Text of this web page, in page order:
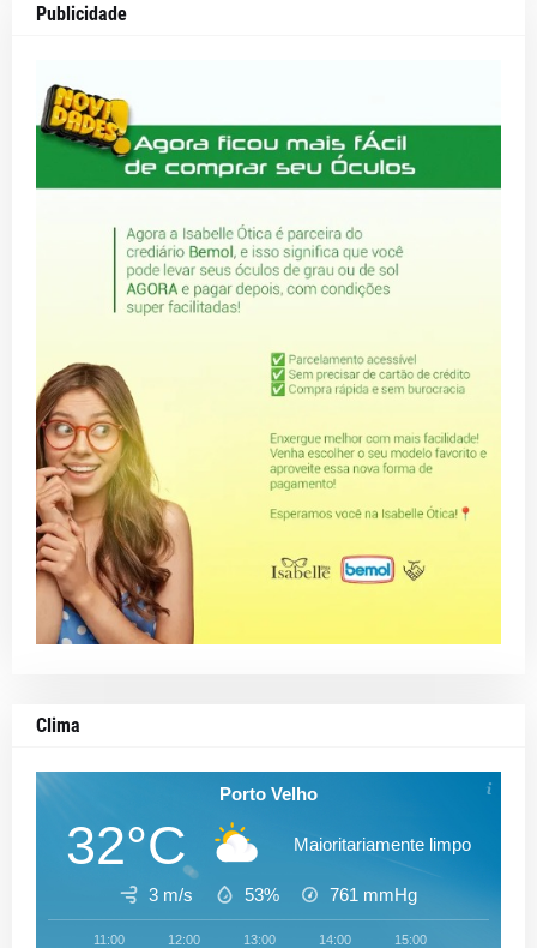
Publicidade
Clima
Porto Velho
32°C Maioritariamente limpo
3 m/s 53% 761 mmHg
11:00 12:00 13:00 14:00 15:00